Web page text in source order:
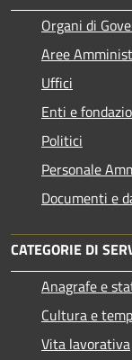
Organi di
Aree
Uffici
Enti e
Politici
Personale
Documenti e
CATEGORIE DI
Anagrafe e
Cultura e
Vita lavorativa